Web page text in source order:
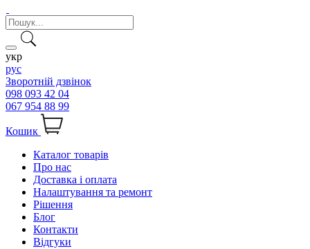
укр
рус
Зворотній дзвінок
098 093 42 04
067 954 88 99
Кошик
Каталог товарів
Про нас
Доставка і оплата
Налаштування та ремонт
Рішення
Блог
Контакти
Відгуки